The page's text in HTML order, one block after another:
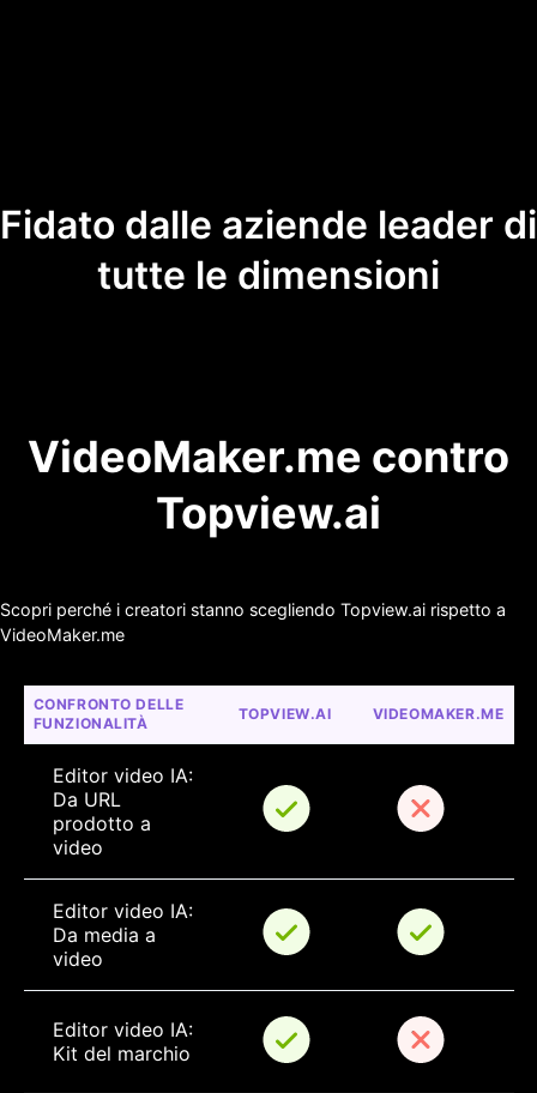
Fidato dalle aziende leader di
tutte le dimensioni
VideoMaker.me contro
Topview.ai
Scopri perché i creatori stanno scegliendo Topview.ai rispetto a
VideoMaker.me
CONFRONTO DELLE
FUNZIONALITÀ
TOPVIEW.AI VIDEOMAKER.ME
Editor video IA:
Da URL
prodotto a
video
Editor video IA:
Da media a
video
Editor video IA:
Kit del marchio